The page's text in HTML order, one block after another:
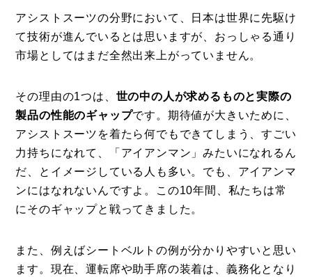
アシストスーツの分野において、日本は世界に先駆け
て技術が進んでいるとは思いますが、おっしゃる通り
市場としてはまだ全然出来上がっていません。
その理由の1つは、 世の中の人が求めるものと実際の
製品の性能のギャップです。期待値が大きいために、
アシストスーツを着たら何でもできてしまう、すごい
力持ちになれて、「アイアンマン」みたいになれるん
だ、とイメージしている人も多い。でも、アイアンマ
ンにはなれないんですよ。この10年間、私たちは常
にそのギャップと戦ってきました。
また、例えばシートベルトの例が分かりやすいと思い
ます。現在、運転席や助手席の装着は、義務化となり